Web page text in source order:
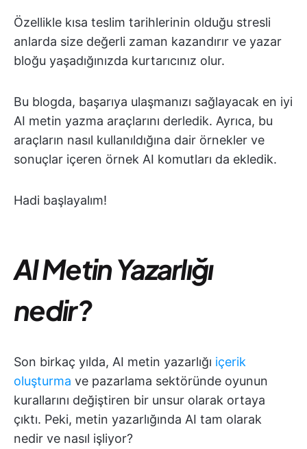
Özellikle kısa teslim tarihlerinin olduğu stresli
anlarda size değerli zaman kazandırır ve yazar
bloğu yaşadığınızda kurtarıcınız olur.
Bu blogda, başarıya ulaşmanızı sağlayacak en iyi
AI metin yazma araçlarını derledik. Ayrıca, bu
araçların nasıl kullanıldığına dair örnekler ve
sonuçlar içeren örnek AI komutları da ekledik.
Hadi başlayalım!
AI Metin Yazarlığı
nedir?
Son birkaç yılda, AI metin yazarlığı içerik
oluşturma ve pazarlama sektöründe oyunun
kurallarını değiştiren bir unsur olarak ortaya
çıktı. Peki, metin yazarlığında AI tam olarak
nedir ve nasıl işliyor?